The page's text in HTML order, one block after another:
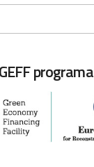
programa